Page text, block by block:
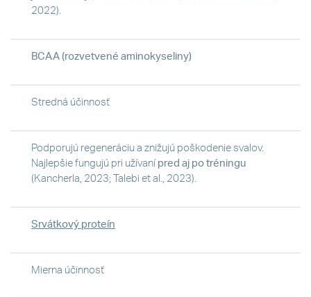
2022).
BCAA (rozvetvené aminokyseliny)
Stredná účinnosť
Podporujú regeneráciu a znižujú poškodenie svalov.
Najlepšie fungujú pri užívaní pred aj po tréningu
(Kancherla, 2023; Talebi et al., 2023).
Srvátkový proteín
Mierna účinnosť